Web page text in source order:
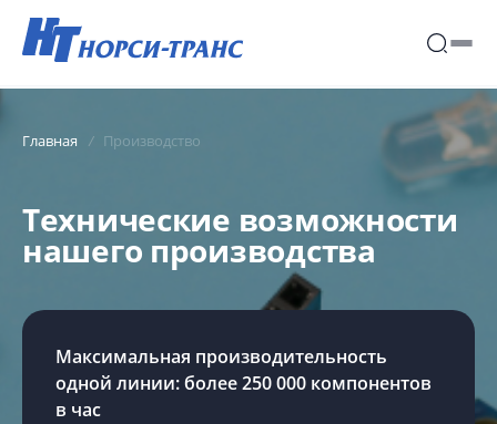
Главная Производство
Технические возможности
нашего производства
Максимальная производительность
одной линии: более 250 000 компонентов
в час